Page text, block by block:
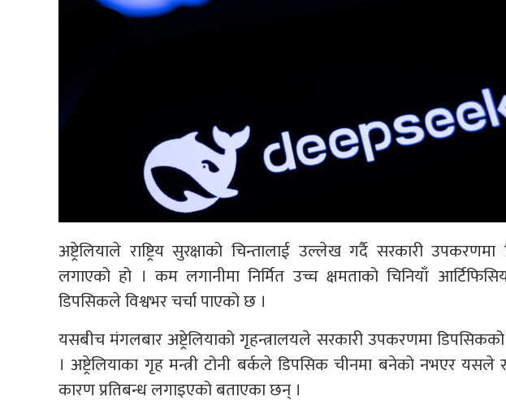
अष्ट्रेलियाले राष्ट्रिय सुरक्षाको चिन्तालाई उल्लेख गर्दै सरकारी उपकरणमा
लगाएको हो । कम लगानीमा निर्मित उच्च क्षमताको चिनियाँ
डिपसिकले विश्वभर चर्चा पाएको छ ।
यसबीच मंगलबार अष्ट्रेलियाको गृहन्त्रालयले सरकारी उपकरणमा डिपसिकको
। अष्ट्रेलियाका गृह मन्त्री टोनी बर्कले डिपसिक चीनमा बनेको नभएर यसले
कारण प्रतिबन्ध लगाइएको बताएका छन् ।